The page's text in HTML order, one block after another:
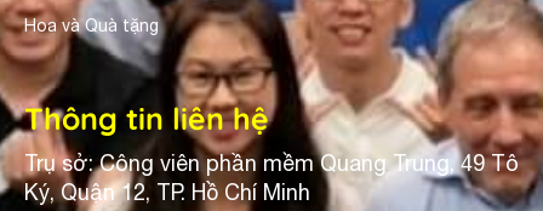
Hoa và Quà tặng
Thông tin liên hệ
Trụ sở: Công viên phần mềm Quang Trung, 49 Tô
Ký, Quận 12, TP. Hồ Chí Minh